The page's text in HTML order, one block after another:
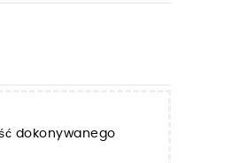
dokonywanego